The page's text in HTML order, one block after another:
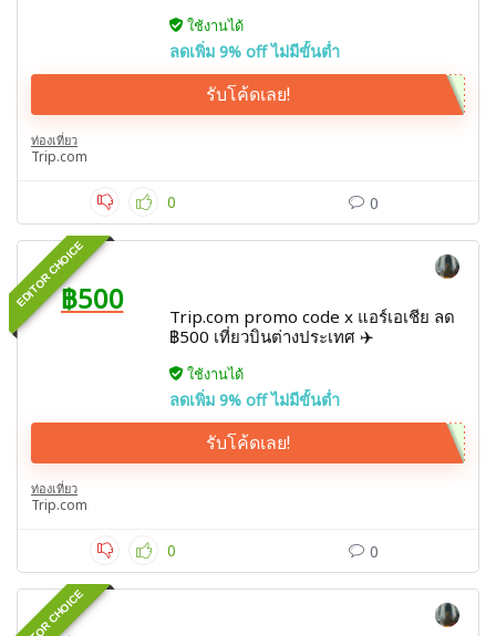
ใช้งานได้
ลดเพิ่ม 9% off ไม่มีขั้นต่ำ
รับโค้ดเลย!
ท่องเที่ยว
Trip.com
0 0
EDITOR CHOICE฿500
Trip.com promo code x แอร์เอเชีย ลด
฿500 เที่ยวบินต่างประเทศ ✈️
ใช้งานได้
ลดเพิ่ม 9% off ไม่มีขั้นต่ำ
รับโค้ดเลย!
ท่องเที่ยว
Trip.com
0 0